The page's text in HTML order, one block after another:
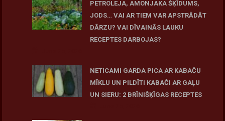
PETROLEJA, AMONJAKA ŠĶĪDUMS,
JODS… VAI AR TIEM VAR APSTRĀDĀT
DĀRZU? VAI DĪVAINĀS LAUKU
RECEPTES DARBOJAS?
NETICAMI GARDA PICA AR KABAČU
MĪKLU UN PILDĪTI KABAČI AR GAĻU
UN SIERU: 2 BRĪNIŠĶĪGAS RECEPTES